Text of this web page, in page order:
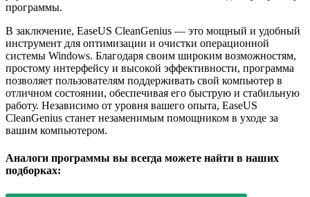
программы.
В заключение, EaseUS CleanGenius — это мощный и удобный
инструмент для оптимизации и очистки операционной
системы Windows. Благодаря своим широким возможностям,
простому интерфейсу и высокой эффективности, программа
позволяет пользователям поддерживать свой компьютер в
отличном состоянии, обеспечивая его быструю и стабильную
работу. Независимо от уровня вашего опыта, EaseUS
CleanGenius станет незаменимым помощником в уходе за
вашим компьютером.
Аналоги программы вы всегда можете найти в наших
подборках: